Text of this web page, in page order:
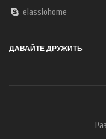
elassiohome
ДАВАЙТЕ ДРУЖИТЬ